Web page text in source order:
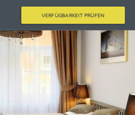
VERFÜGBARKEIT PRÜFEN